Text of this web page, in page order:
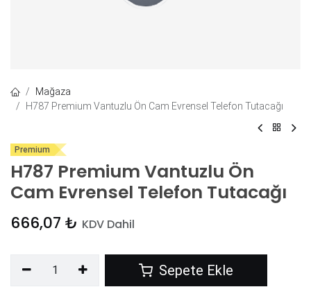
Mağaza
H787 Premium Vantuzlu Ön Cam Evrensel Telefon Tutacağı
Premium
H787 Premium Vantuzlu Ön
Cam Evrensel Telefon Tutacağı
666,07 ₺ KDV Dahil
Sepete Ekle